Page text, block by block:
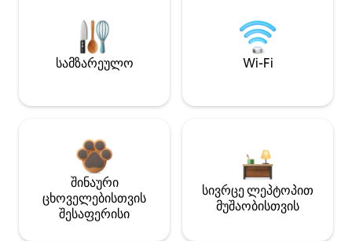
სამზარეულო Wi-Fi
შინაური
ცხოველებისთვის
შესაფერისი
სივრცე ლეპტოპით
მუშაობისთვის